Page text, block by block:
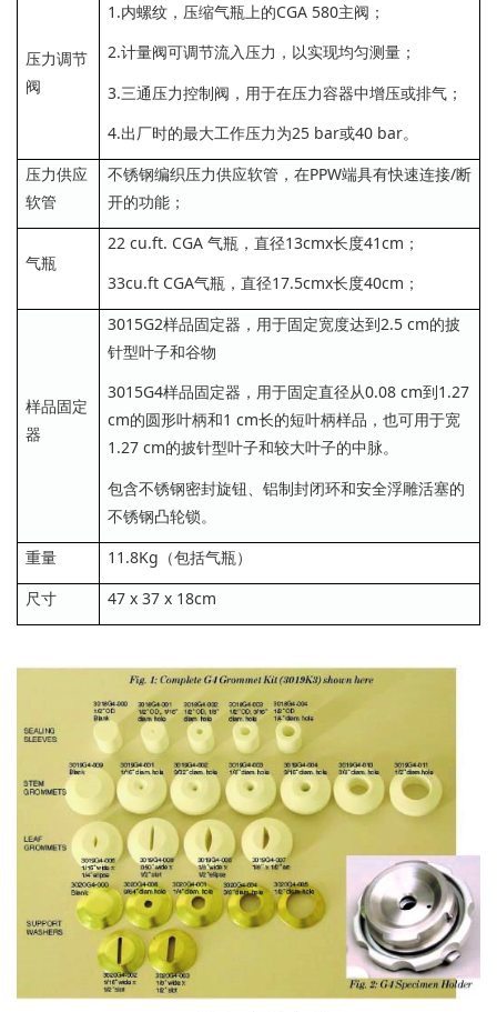
压力调节
阀
1.内螺纹，压缩气瓶上的CGA 580主阀；
2.计量阀可调节流入压力，以实现均匀测量；
3.三通压力控制阀，用于在压力容器中增压或排气；
4.出厂时的最大工作压力为25 bar或40 bar。
压力供应
软管
不锈钢编织压力供应软管，在PPW端具有快速连接/断
开的功能；
气瓶
22 cu.ft. CGA 气瓶，直径13cmx长度41cm；
33cu.ft CGA气瓶，直径17.5cmx长度40cm；
样品固定
器
3015G2样品固定器，用于固定宽度达到2.5 cm的披
针型叶子和谷物
3015G4样品固定器，用于固定直径从0.08 cm到1.27
cm的圆形叶柄和1 cm长的短叶柄样品，也可用于宽
1.27 cm的披针型叶子和较大叶子的中脉。
包含不锈钢密封旋钮、铝制封闭环和安全浮雕活塞的
不锈钢凸轮锁。
重量
11.8Kg（包括气瓶）
尺寸
47 x 37 x 18cm